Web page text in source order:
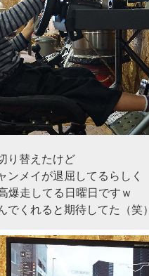
り替えたけど
ンメイが退屈してるらしく
爆走してる日曜日ですｗ
くれると期待してた（笑）